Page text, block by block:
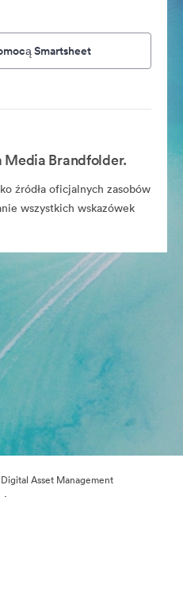
Smartsheet
Brandfolder.
źródła oficjalnych zasobów
wszystkich wskazówek
Asset Management
·